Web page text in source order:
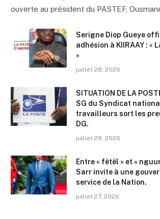
ouverte au président du PASTEF,
Serigne Diop Gueye
adhésion à KIIRAAY : «
»
juillet 28, 2026
SITUATION DE LA
SG du Syndicat
travailleurs sort les
DG.
juillet 28, 2026
Entre « fëtël » et «
Sarr invite à une
service de la Nation.
juillet 27, 2026